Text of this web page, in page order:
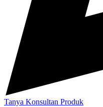
Tanya Konsultan Produk